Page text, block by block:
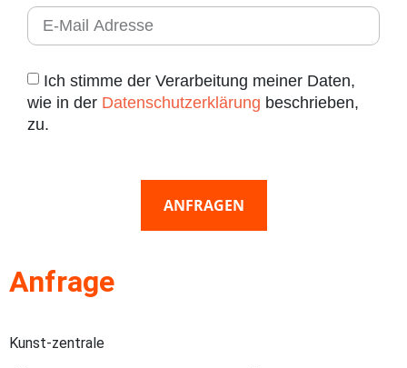
Ich stimme der Verarbeitung meiner Daten,
wie in der Datenschutzerklärung beschrieben,
zu.
ANFRAGEN
Anfrage
Kunst-zentrale